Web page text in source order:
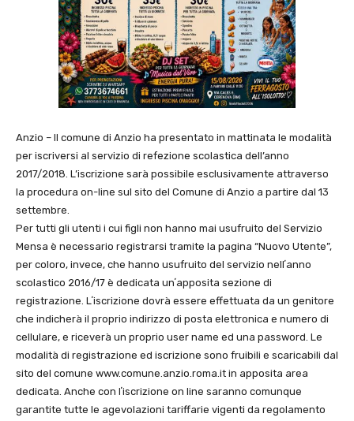
Anzio – Il comune di Anzio ha presentato in mattinata le modalità
per iscriversi al servizio di refezione scolastica dell’anno
2017/2018. L’iscrizione sarà possibile esclusivamente attraverso
la procedura on-line sul sito del Comune di Anzio a partire dal 13
settembre.
Per tutti gli utenti i cui figli non hanno mai usufruito del Servizio
Mensa è necessario registrarsi tramite la pagina “Nuovo Utente”,
per coloro, invece, che hanno usufruito del servizio nellʼanno
scolastico 2016/17 è dedicata unʼapposita sezione di
registrazione. Lʼiscrizione dovrà essere effettuata da un genitore
che indicherà il proprio indirizzo di posta elettronica e numero di
cellulare, e riceverà un proprio user name ed una password. Le
modalità di registrazione ed iscrizione sono fruibili e scaricabili dal
sito del comune www.comune.anzio.roma.it in apposita area
dedicata. Anche con lʼiscrizione on line saranno comunque
garantite tutte le agevolazioni tariffarie vigenti da regolamento